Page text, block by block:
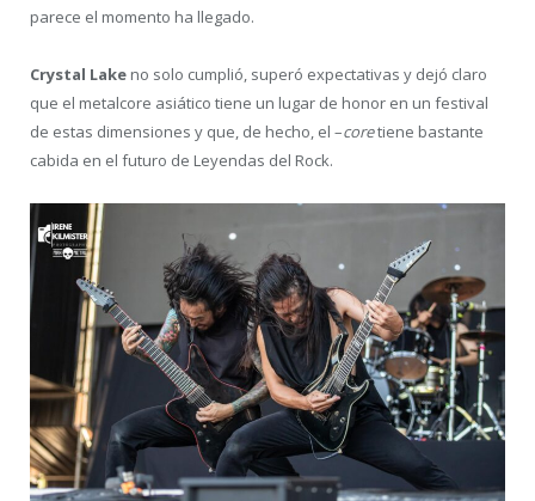
parece el momento ha llegado.
Crystal Lake no solo cumplió, superó expectativas y dejó claro
que el metalcore asiático tiene un lugar de honor en un festival
de estas dimensiones y que, de hecho, el –coretiene bastante
cabida en el futuro de Leyendas del Rock.